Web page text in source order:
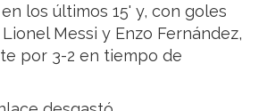
los últimos 15' y, con goles
Messi y Enzo Fernández,
por 3-2 en tiempo de